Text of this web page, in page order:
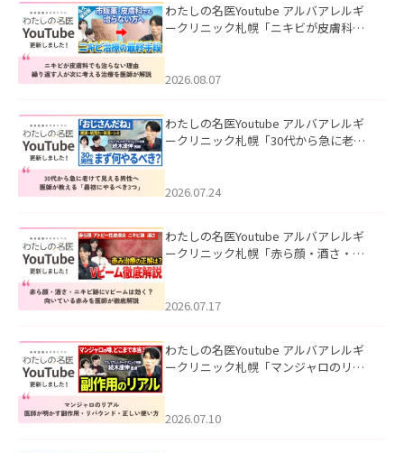
わたしの名医Youtube アルバアレルギ
ークリニック札幌「ニキビが皮膚科で
ました。
2026.08.07
わたしの名医Youtube アルバアレルギ
ークリニック札幌「30代から急に老け
た。
2026.07.24
わたしの名医Youtube アルバアレルギ
ークリニック札幌「赤ら顔・酒さ・ニ
した。
2026.07.17
わたしの名医Youtube アルバアレルギ
ークリニック札幌「マンジャロのリア
た。
2026.07.10